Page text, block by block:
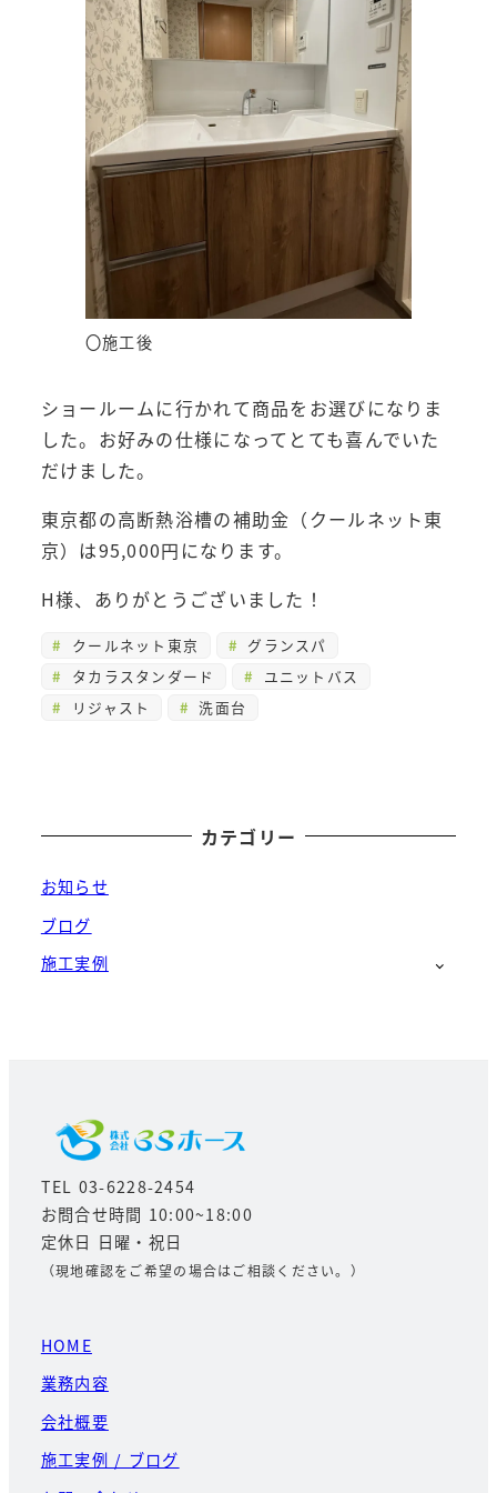
〇施工後
ショールームに行かれて商品をお選びになりま
した。お好みの仕様になってとても喜んでいた
だけました。
東京都の高断熱浴槽の補助金（クールネット東
京）は95,000円になります。
H様、ありがとうございました！
クールネット東京
グランスパ
タカラスタンダード
ユニットバス
リジャスト
洗面台
カテゴリー
お知らせ
ブログ
施工実例
TEL 03-6228-2454
お問合せ時間 10:00~18:00
定休日 日曜・祝日
（現地確認をご希望の場合はご相談ください。）
HOME
業務内容
会社概要
施工実例 / ブログ